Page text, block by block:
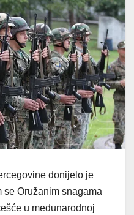
donijelo je
Oružanim snagama
u međunarodnoj